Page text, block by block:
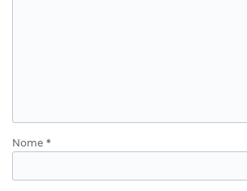
Nome *